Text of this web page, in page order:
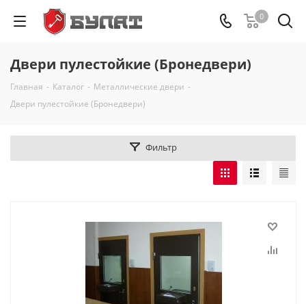
0
Двери пулестойкие (Бронедвери)
Главная - Каталог - Металлические двери -
Двери пулестойкие (Бронедвери)
Фильтр